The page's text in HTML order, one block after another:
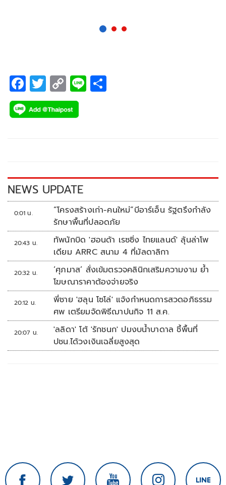
“บิ๊กเอ” ไม่กังวลแม้กติกาการแข่งเปลี่ยน ไม่มีการชาเลนจ์ ชี้ทุก
F
ac
e
k
T
wi
tt
C
o
p
k
Li
NEWS UPDATE
0:01 น.
“โครงสร้างเก่า-คนใหม่”บีอาร์เอ็น รัฐตรึงกำลัง
รักษาพื้นที่ปลอดภัย
20:43 น.
ทัพนักบิด 'ฮอนด้า เรซซิ่ง ไทยแลนด์' ลุ้นล่าโพ
เดียม ARRC สนาม 4 ที่มัลดาลิกา
20:32 น.
‘ศุภมาส’ สั่งเข้มตรวจคลินิกเสริมความงาม ย้ำ
โฆษณาราคาต้องจ่ายจริง
20:12 น.
พี่ชาย 'ฮลุน โซโล่' แจ้งกำหนดการสวดอภิธรรม
ศพ เตรียมจัดพิธีฌาปนกิจ 11 ส.ค.
20:07 น.
'ลลิดา' โต้ 'รักชนก' ปมงบน้ำบาดาล ชี้พื้นที่
ปชน.ได้วงเงินเฉลี่ยสูงสุด